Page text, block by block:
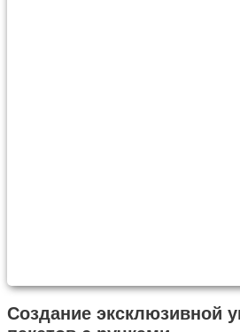
Создание эксклюзивной